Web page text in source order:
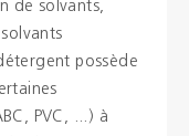
de solvants,
possède
PVC, ...) à
D'HYGIÈNE
& DIVERS